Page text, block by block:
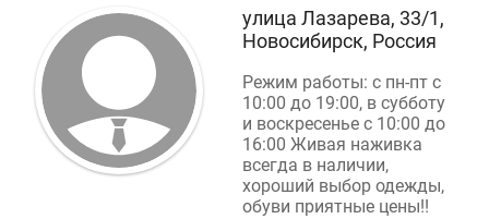
улица Лазарева, 33/1,
Новосибирск, Россия
Режим работы: с пн-пт с
10:00 до 19:00, в субботу
и воскресенье с 10:00 до
16:00 Живая наживка
всегда в наличии,
хороший выбор одежды,
обуви приятные цены!!